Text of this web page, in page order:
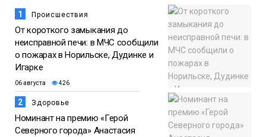
Медиакомпании
1 Происшествия
От короткого замыкания до
неисправной печи: в МЧС сообщили
о пожарах в Норильске, Дудинке и
Игарке
06 августа 426
2 Здоровье
Номинант на премию «Герой
Северного города» Анастасия